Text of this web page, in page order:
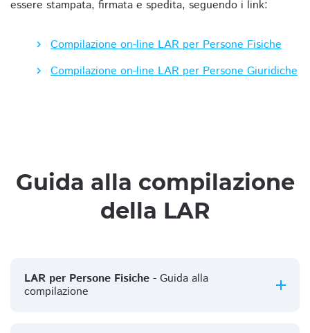
essere stampata, firmata e spedita, seguendo i link:
Compilazione on-line LAR per Persone Fisiche
Compilazione on-line LAR per Persone Giuridiche
Guida alla compilazione
della LAR
LAR per Persone Fisiche - Guida alla
compilazione